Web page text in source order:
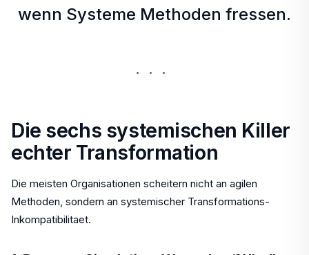
wenn Systeme Methoden fressen.
···
Die sechs systemischen Killer
echter Transformation
Die meisten Organisationen scheitern nicht an agilen
Methoden, sondern an systemischer Transformations-
Inkompatibilitaet.